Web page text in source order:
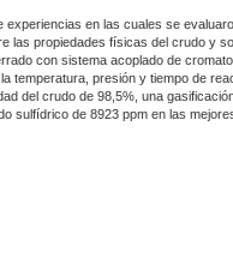
experiencias en las cuales se
las propiedades físicas del crudo y
con sistema acoplado de
temperatura, presión y tiempo de
del crudo de 98,5%, una
sulfídrico de 8923 ppm en las